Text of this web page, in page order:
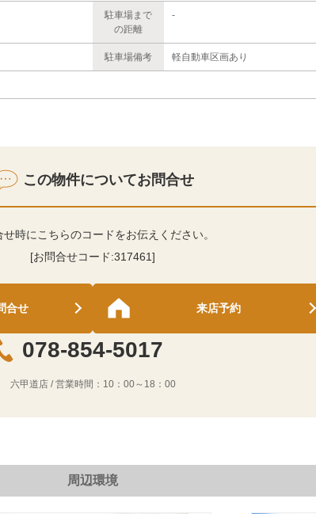
駐車場まで
の距離
-
駐車場備考 軽自動車区画あり
この物件についてお問合せ
せ時にこちらのコードをお伝えください。
[お問合せコード:317461]
合せ 来店予約
078-854-5017
六甲道店/ 営業時間： 10：00～18：00
周辺環境